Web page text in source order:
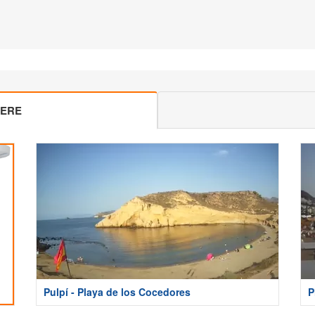
Pulpí - Playa de los Cocedores